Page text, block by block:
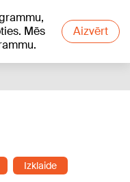
Mēs
Aizvērt
Izklaide